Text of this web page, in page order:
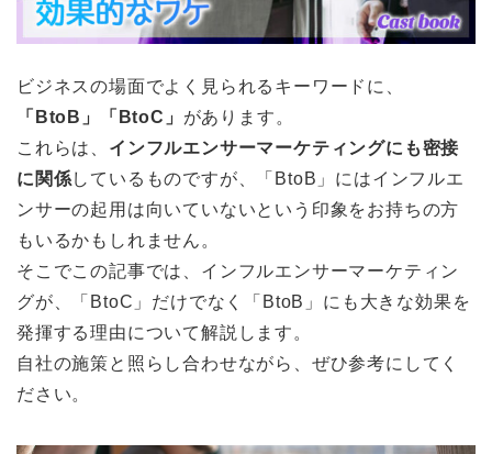
ビジネスの場面でよく見られるキーワードに、
「BtoB」「BtoC」 があります。
これらは、 インフルエンサーマーケティングにも密接
に関係しているものですが、「BtoB」にはインフルエ
ンサーの起用は向いていないという印象をお持ちの方
もいるかもしれません。
そこでこの記事では、インフルエンサーマーケティン
グが、「BtoC」だけでなく「BtoB」にも大きな効果を
発揮する理由について解説します。
自社の施策と照らし合わせながら、ぜひ参考にしてく
ださい。